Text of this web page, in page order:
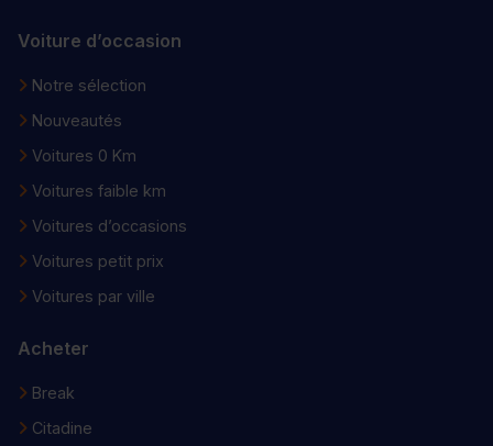
Voiture d’occasion
Notre sélection
Nouveautés
Voitures 0 Km
Voitures faible km
Voitures d’occasions
Voitures petit prix
Voitures par ville
Acheter
Break
Citadine